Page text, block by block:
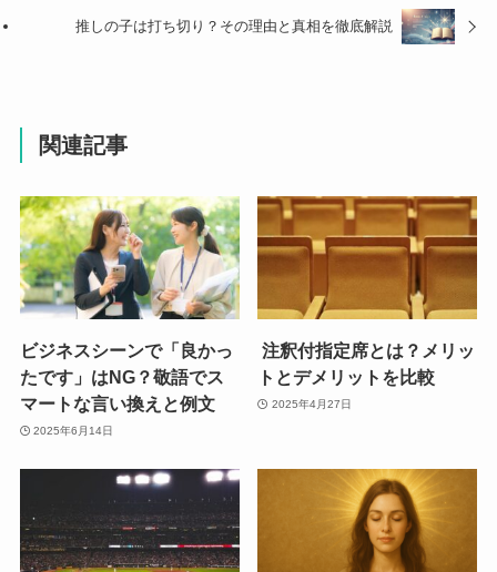
推しの子は打ち切り？その理由と真相を徹底解説
関連記事
ビジネスシーンで「良かっ
たです」はNG？敬語でス
マートな言い換えと例文
2025年6月14日
注釈付指定席とは？メリッ
トとデメリットを比較
2025年4月27日